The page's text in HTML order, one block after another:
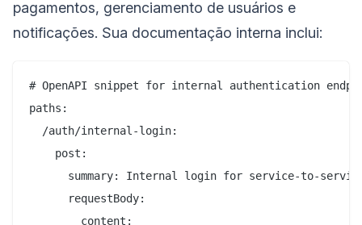
pagamentos, gerenciamento de usuários e
notificações. Sua documentação interna inclui:
# OpenAPI snippet for internal authentication
paths:
  /auth/internal-login:
    post:
summary: Internal login for service-to-
      requestBody:
        content: